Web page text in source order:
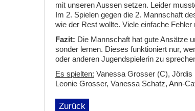
mit unseren Aussen setzen. Leider
Im 2. Spielen gegen die 2. Mannschaft
wie der Rest wollte. Viele einfache
Fazit: Die Mannschaft hat gute Ansätze
sonder lernen. Dieses funktioniert nur,
oder anderen Jugendspielerin zu
Es spielten: Vanessa Grosser (C), Jördis
Leonie Grosser, Vanessa Schatz, Ann-
Zurück